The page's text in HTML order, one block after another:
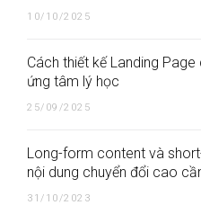
10/10/2025
Cách thiết kế Landing
ứng tâm lý học
25/09/2025
Long-form content và
nội dung chuyển đổi cao
31/10/2023